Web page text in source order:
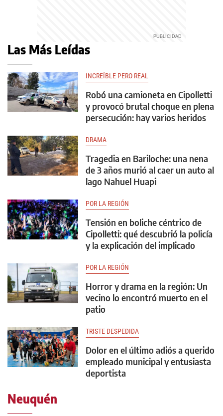
Las Más Leídas
INCREÍBLE PERO REAL
Robó una camioneta en Cipolletti
y provocó brutal choque en plena
persecución: hay varios heridos
DRAMA
Tragedia en Bariloche: una nena
de 3 años murió al caer un auto al
lago Nahuel Huapi
POR LA REGIÓN
Tensión en boliche céntrico de
Cipolletti: qué descubrió la policía
y la explicación del implicado
POR LA REGIÓN
Horror y drama en la región: Un
vecino lo encontró muerto en el
patio
TRISTE DESPEDIDA
Dolor en el último adiós a querido
empleado municipal y entusiasta
deportista
Neuquén